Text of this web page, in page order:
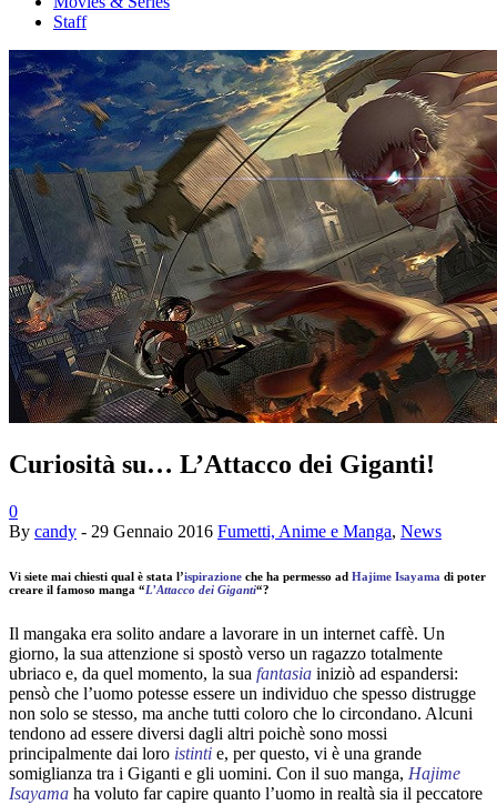
Staff
Curiosità su… L’Attacco dei Giganti!
0
By candy - 29 Gennaio 2016 Fumetti, Anime e Manga, News
Vi siete mai chiesti qual è stata l’ispirazione che ha permesso ad Hajime Isayama di poter
creare il famoso manga “L’Attacco dei Giganti“?
Il mangaka era solito andare a lavorare in un internet caffè. Un
giorno, la sua attenzione si spostò verso un ragazzo totalmente
ubriaco e, da quel momento, la sua fantasia iniziò ad espandersi:
pensò che l’uomo potesse essere un individuo che spesso distrugge
non solo se stesso, ma anche tutti coloro che lo circondano. Alcuni
tendono ad essere diversi dagli altri poichè sono mossi
principalmente dai loro istinti e, per questo, vi è una grande
somiglianza tra i Giganti e gli uomini. Con il suo manga, Hajime
Isayama ha voluto far capire quanto l’uomo in realtà sia il peccatore